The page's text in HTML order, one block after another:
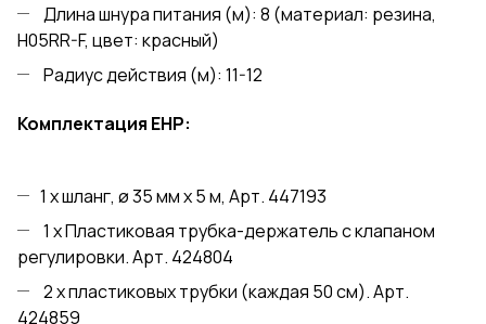
Длина шнура питания (м): 8 (материал: резина,
H05RR-F, цвет: красный)
Радиус действия (м): 11-12
Комплектация ЕНР:
1 x шланг, ø 35 мм x 5 м, Арт. 447193
1 x Пластиковая трубка-держатель с клапаном
регулировки. Арт. 424804
2 x пластиковых трубки (каждая 50 см). Арт.
424859